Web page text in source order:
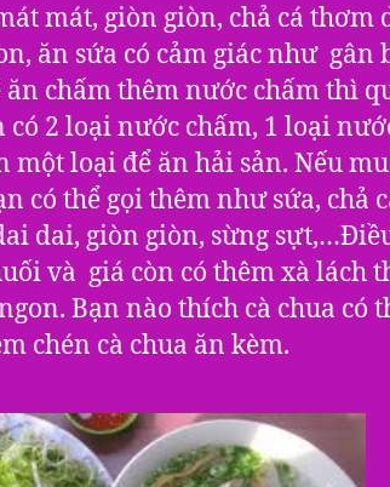
mát, giòn giòn, chả cá thơm
ăn sứa có cảm giác như gân
ăn chấm thêm nước chấm thì
có 2 loại nước chấm, 1 loại
một loại để ăn hải sản. Nếu
có thể gọi thêm như sứa, chả
dai, giòn giòn, sừng
và giá còn có thêm xà lách
Bạn nào thích cà chua có
chén cà chua ăn kèm.